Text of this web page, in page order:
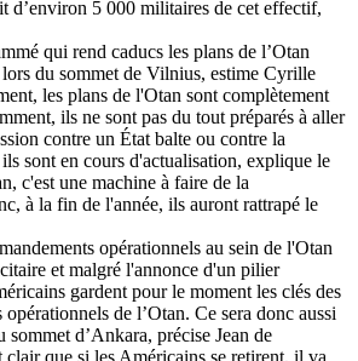
d’environ 5 000 militaires de cet effectif,
qui rend caducs les plans de l’Otan
du sommet de Vilnius, estime Cyrille
les plans de l'Otan sont complètement
ils ne sont pas du tout préparés à aller
contre un État balte ou contre la
sont en cours d'actualisation, explique le
c'est une machine à faire de la
à la fin de l'année, ils auront rattrapé le
opérationnels au sein de l'Otan
et malgré l'annonce d'un pilier
gardent pour le moment les clés des
opérationnels de l’Otan. Ce sera donc aussi
sommet d’Ankara, précise Jean de
que si les Américains se retirent, il va